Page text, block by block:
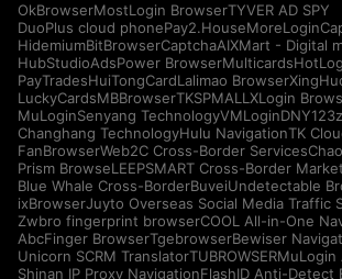
OkBrowserMostLogin BrowserTYVER AD SPY
DuoPlus cloud phonePay2.HouseMoreLogin
HidemiumBitBrowserCaptchaAIXMart - Digital
HubStudioAdsPower BrowserMulticards
PayTradesHuiTongCardLalimao Browser
LuckyCardsMBBrowserTKSPMALLXLogin
MuLoginSenyang TechnologyVMLoginDNY123
Changhang TechnologyHulu NavigationTK
FanBrowserWeb2C Cross-Border Services
Prism BrowseLEEPSMART Cross-Border
Blue Whale Cross-BorderBuveiUndetectable
ixBrowserJuyto Overseas Social Media Traffic
Zwbro fingerprint browserCOOL All-in-One
AbcFinger BrowserTgebrowserBewiser
Unicorn SCRM TranslatorTUBROWSER
Shinan IP Proxy NavigationFlashID Anti-Detect